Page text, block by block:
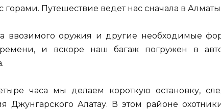
горами. Путешествие ведет нас сначала в
ввозимого оружия и другие необходимые
и вскоре наш багаж погружен в
часа мы делаем короткую остановку,
Джунгарского Алатау. В этом районе